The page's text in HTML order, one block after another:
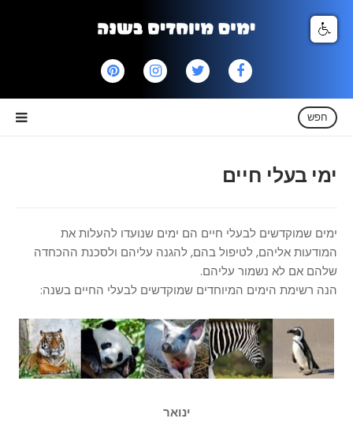
חפש
ימי בעלי חיים
ימים שמוקדשים לבעלי חיים הם ימים שנועדו להעלות את
המודעות אליהם, לטיפול בהם, להגנה עליהם ולסכנת ההכחדה
שלהם אם לא נשמור עליהם.
הנה רשימת הימים המיוחדים שמוקדשים לבעלי החיים בשנה:
ינואר